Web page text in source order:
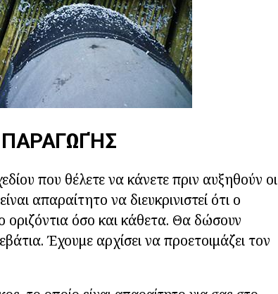
που θέλετε να κάνετε πριν αυξηθούν οι
απαραίτητο να διευκρινιστεί ότι ο
όσο και κάθετα. Θα δώσουν
Έχουμε αρχίσει να προετοιμάζει τον